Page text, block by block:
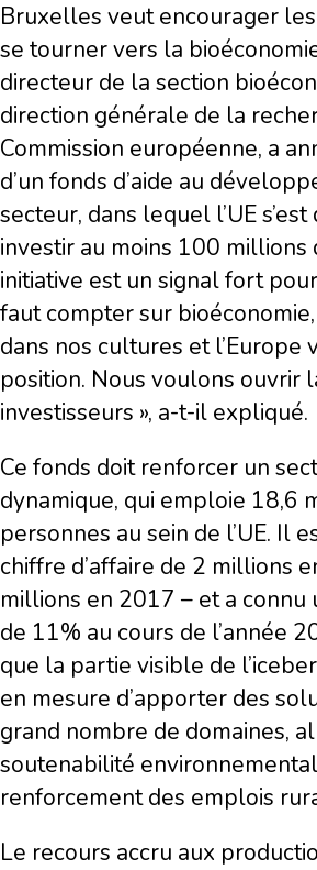
Bruxelles veut encourager
se tourner vers la
directeur de la section
direction générale de la
Commission européenne, a
d’un fonds d’aide au
secteur, dans lequel l’UE
investir au moins 100 millions
initiative est un signal fort
faut compter sur
dans nos cultures et l’Europe
position. Nous voulons ouvrir
investisseurs », a-t-il expliqué.
Ce fonds doit renforcer un
dynamique, qui emploie 18,6
personnes au sein de l’UE. Il
chiffre d’affaire de 2 millions
millions en 2017 – et a connu
de 11% au cours de l’année
que la partie visible de
en mesure d’apporter des
grand nombre de domaines,
soutenabilité
renforcement des emplois
Le recours accru aux